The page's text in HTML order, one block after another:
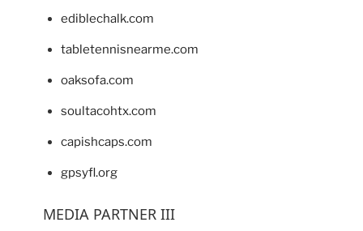
ediblechalk.com
tabletennisnearme.com
oaksofa.com
soultacohtx.com
capishcaps.com
gpsyfl.org
MEDIA PARTNER III